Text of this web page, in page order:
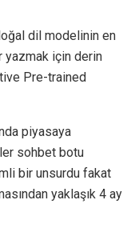
dil modelinin en
yazmak için derin
Pre-trained
piyasaya
sohbet botu
bir unsurdu fakat
yaklaşık 4 ay